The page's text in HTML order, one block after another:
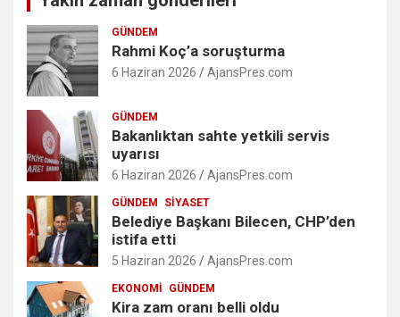
GÜNDEM
Rahmi Koç’a soruşturma
6 Haziran 2026 AjansPres.com
GÜNDEM
Bakanlıktan sahte yetkili servis
uyarısı
6 Haziran 2026 AjansPres.com
GÜNDEM SIYASET
Belediye Başkanı Bilecen, CHP’den
istifa etti
5 Haziran 2026 AjansPres.com
EKONOMI GÜNDEM
Kira zam oranı belli oldu